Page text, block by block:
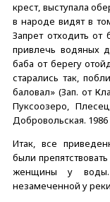
крест, выступала
в народе видят в
Запрет отходить
привлечь водяных
баба от берегу
старались так,
баловал» (Зап. от
Пуксоозеро,
Добровольская. 1986
Итак, все
были
женщины у
незамеченной у